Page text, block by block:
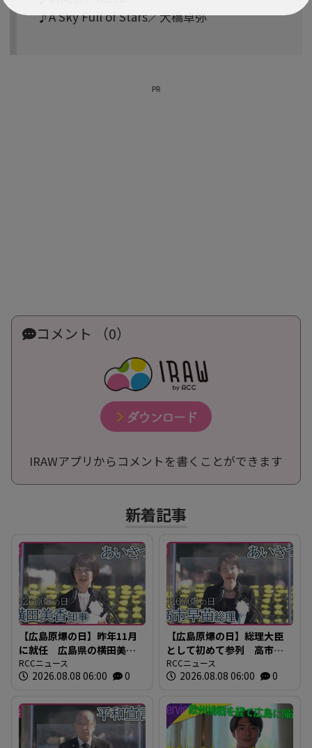
♪A Sky Full of Stars／大橋卓弥
PR
コメント （0）
IRAWアプリからコメントを書くことができます
新着記事
【広島原爆の日】昨年11月
に就任 広島県の横田美香
知事のあいさつ 全文
2026年広島平和記念式典
RCCニュース
2026.08.08 06:00 0
【広島原爆の日】総理大臣
として初めて参列 高市早
苗総理のあいさつ全文
2026年広島平和記念式典
RCCニュース
2026.08.08 06:00 0